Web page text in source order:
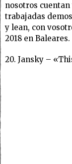
nosotros
trabajadas
y lean, con
2018 en Baleares.
20. Jansky –